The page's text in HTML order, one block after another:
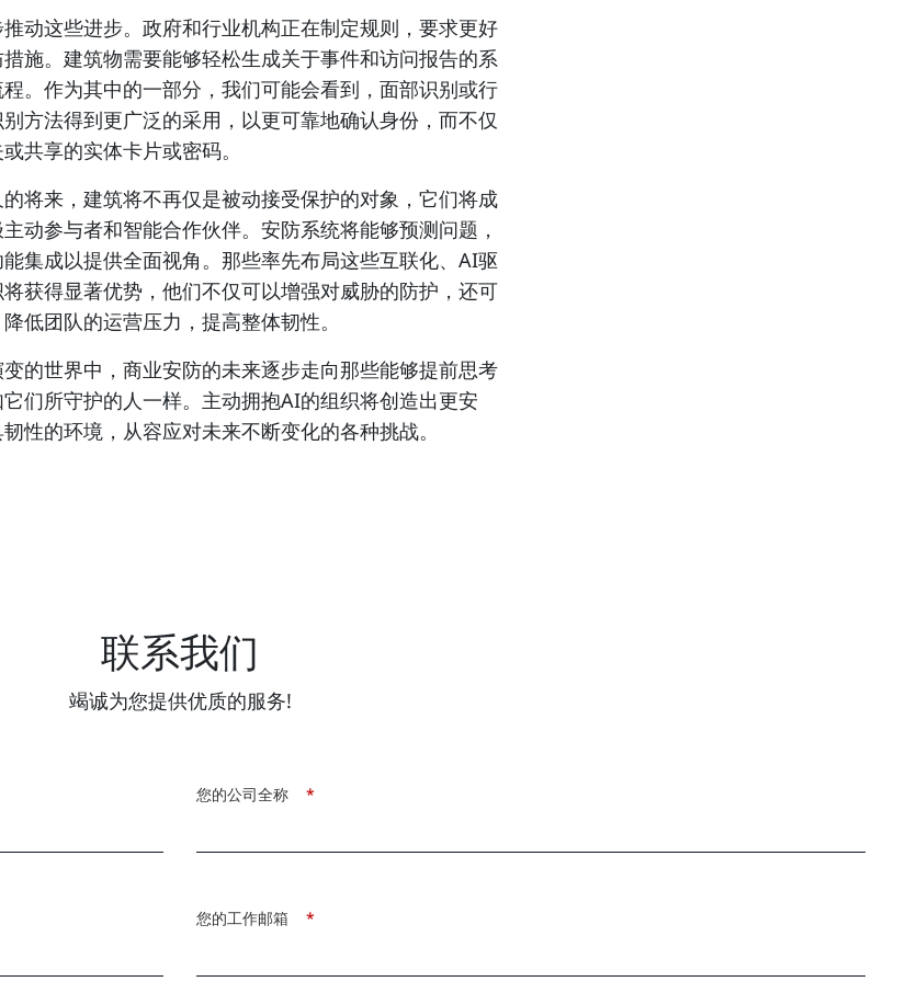
动这些进步。政府和行业机构正在制定规则，要求更好
施。建筑物需要能够轻松生成关于事件和访问报告的系
。作为其中的一部分，我们可能会看到，面部识别或行
方法得到更广泛的采用，以更可靠地确认身份，而不仅
共享的实体卡片或密码。
将来，建筑将不再仅是被动接受保护的对象，它们将成
动参与者和智能合作伙伴。安防系统将能够预测问题，
集成以提供全面视角。那些率先布局这些互联化、AI驱
获得显著优势，他们不仅可以增强对威胁的防护，还可
低团队的运营压力，提高整体韧性。
的世界中，商业安防的未来逐步走向那些能够提前思考
们所守护的人一样。主动拥抱AI的组织将创造出更安
性的环境，从容应对未来不断变化的各种挑战。
联系我们
竭诚为您提供优质的服务!
*
您的公司全称
*
您的工作邮箱